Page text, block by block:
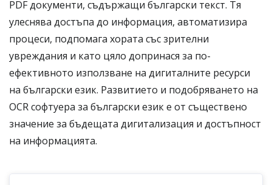
PDF документи, съдържащи български текст. Тя
улеснява достъпа до информация, автоматизира
процеси, подпомага хората със зрителни
увреждания и като цяло допринася за по-
ефективното използване на дигиталните ресурси
на български език. Развитието и подобряването на
OCR софтуера за български език е от съществено
значение за бъдещата дигитализация и достъпност
на информацията.